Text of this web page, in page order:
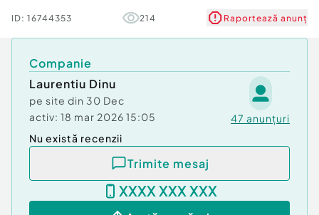
ID: 16744353 214 Raportează anunț
Companie
Laurentiu Dinu
pe site din 30 Dec
activ: 18 mar 2026 15:05 47 anunțuri
Nu există recenzii
Trimite mesaj
XXXX XXX XXX